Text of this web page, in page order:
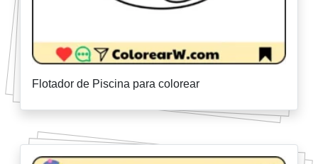
Flotador de Piscina para colorear